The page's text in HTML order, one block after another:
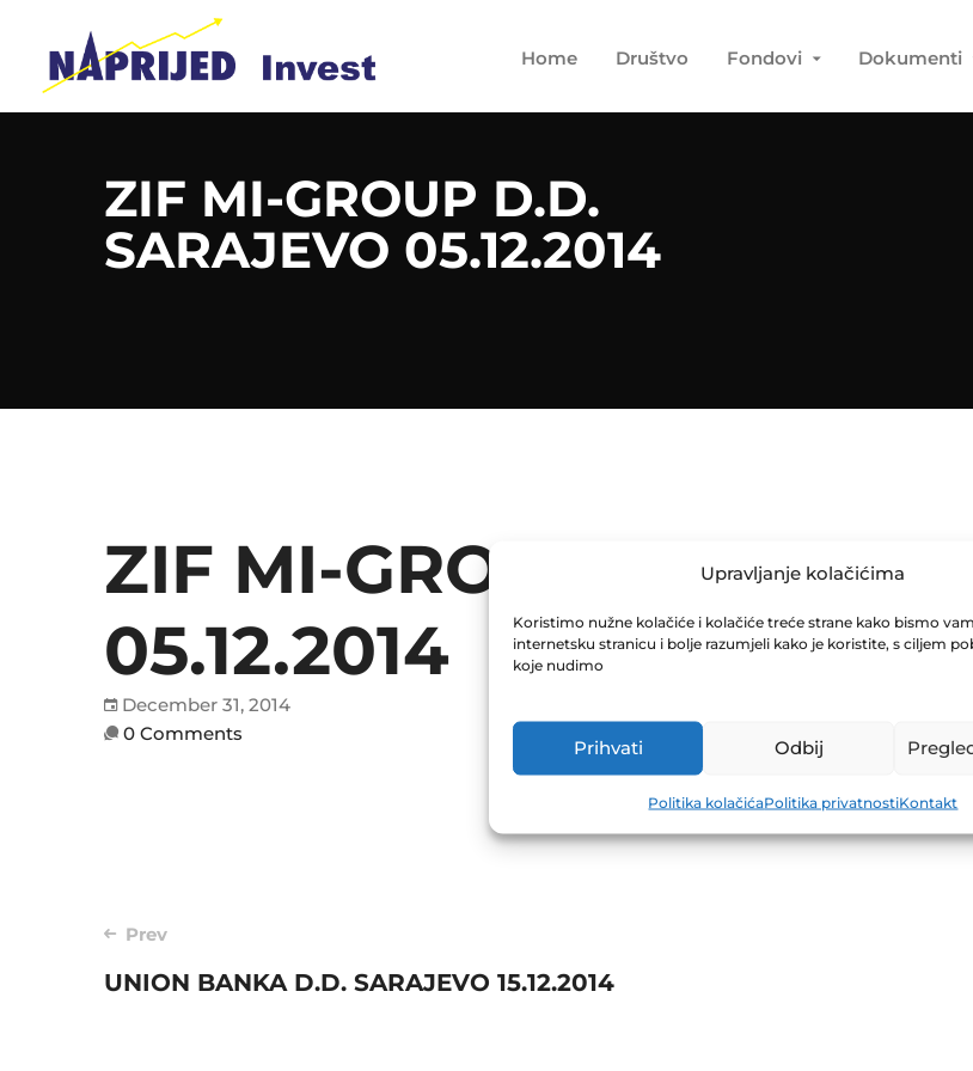
Upravljanje kolačićima
Koristimo nužne kolačiće i kolačiće treće strane kako bismo
internetsku stranicu i bolje razumjeli kako je koristite, s ciljem
koje nudimo
Prihvati Odbij
Politika kolačićaPolitika privatnostiKontakt
Home Društvo Fondovi Dokumenti
ZIF MI-GROUP D.D.
SARAJEVO 05.12.2014
ZIF MI-GROUP D.D.
05.12.2014
December 31, 2014
0 Comments
Post
navigation
Prev
UNION BANKA D.D. SARAJEVO 15.12.2014